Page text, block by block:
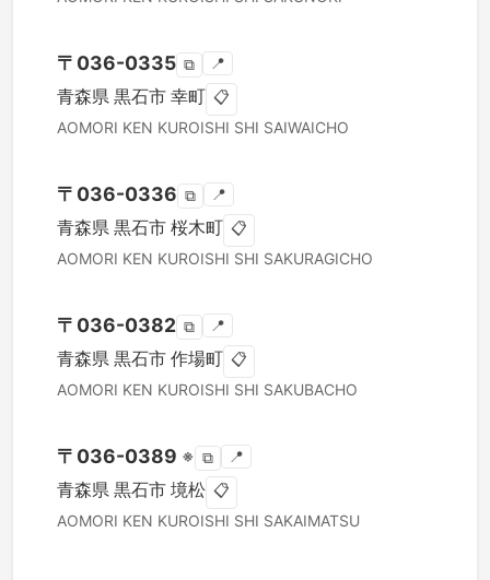
〒 036-0335 ⧉ 📍
青森県 黒石市 幸町 📋
AOMORI KEN KUROISHI SHI SAIWAICHO
〒 036-0336 ⧉ 📍
青森県 黒石市 桜木町 📋
AOMORI KEN KUROISHI SHI SAKURAGICHO
〒 036-0382 ⧉ 📍
青森県 黒石市 作場町 📋
AOMORI KEN KUROISHI SHI SAKUBACHO
〒 036-0389 ※ ⧉ 📍
青森県 黒石市 境松 📋
AOMORI KEN KUROISHI SHI SAKAIMATSU